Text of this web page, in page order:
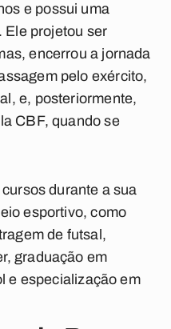
e possui uma
Ele projetou ser
encerrou a jornada
pelo exército,
e, posteriormente,
CBF, quando se
durante a sua
esportivo, como
de futsal,
graduação em
e especialização em